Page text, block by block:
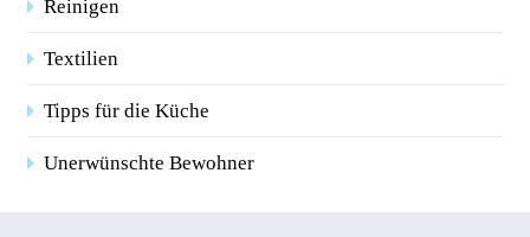
Reinigen
Textilien
Tipps für die Küche
Unerwünschte Bewohner